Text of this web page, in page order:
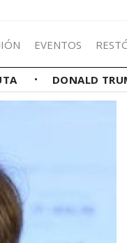
EVENTOS
DONALD